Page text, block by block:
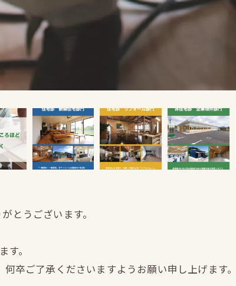
とうございます。
。
卒ご了承くださいますようお願い申し上げます。